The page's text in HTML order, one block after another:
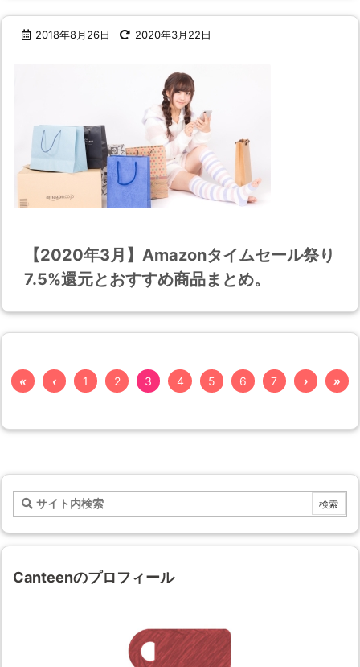
2018年8月26日 2020年3月22日
【2020年3月】Amazonタイムセール祭り
7.5%還元とおすすめ商品まとめ。
« ‹ 1 2 3 4 5 6 7 › »
Canteenのプロフィール